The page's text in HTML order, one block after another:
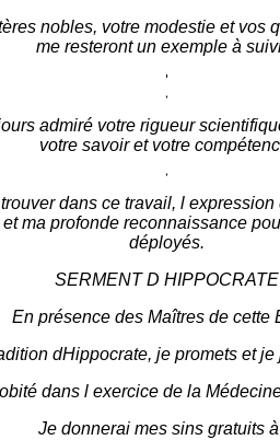
nobles, votre modestie et vos
me resteront un exemple à
admiré votre rigueur
votre savoir et votre
dans ce travail, l expression
ma profonde reconnaissance
déployés.
SERMENT D HIPPOCRATE
En présence des Maîtres de
dHippocrate, je promets et
dans l exercice de la
Je donnerai mes sins gratuits